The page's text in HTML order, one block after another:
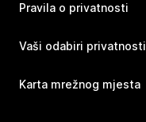
Pravila o privatnosti
Vaši odabiri privatnosti
Karta mrežnog mjesta